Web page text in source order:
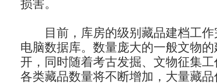
损害。
目前，库房的级别藏品建档工作
电脑数据库。数量庞大的一般文物
开，同时随着考古发掘、文物征集
各类藏品数量将不断增加，大量藏